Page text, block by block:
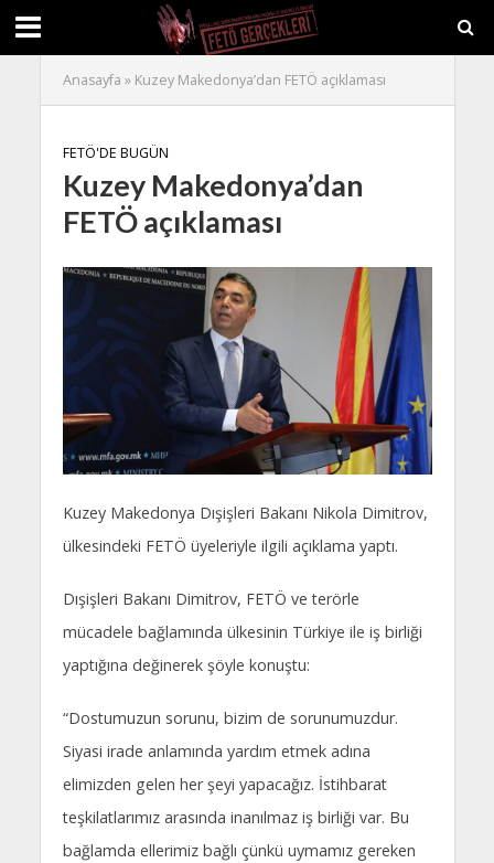
Anasayfa » Kuzey Makedonya’dan FETÖ açıklaması
FETÖ'DE BUGÜN
Kuzey Makedonya’dan
FETÖ açıklaması
Kuzey Makedonya Dışişleri Bakanı Nikola Dimitrov,
ülkesindeki FETÖ üyeleriyle ilgili açıklama yaptı.
Dışişleri Bakanı Dimitrov, FETÖ ve terörle
mücadele bağlamında ülkesinin Türkiye ile iş birliği
yaptığına değinerek şöyle konuştu:
“Dostumuzun sorunu, bizim de sorunumuzdur.
Siyasi irade anlamında yardım etmek adına
elimizden gelen her şeyi yapacağız. İstihbarat
teşkilatlarımız arasında inanılmaz iş birliği var. Bu
bağlamda ellerimiz bağlı çünkü uymamız gereken